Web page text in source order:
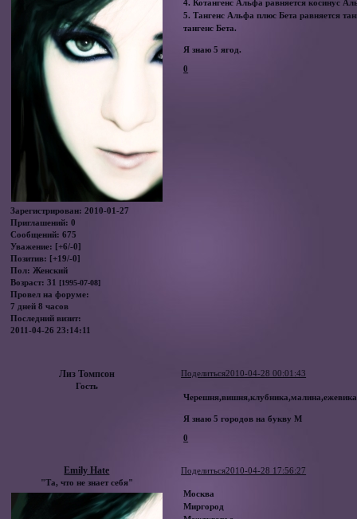
Зарегистрирован: 2010-01-27
Приглашений: 0
Сообщений: 675
Уважение: [+6/-0]
Позитив: [+19/-0]
Пол: Женский
Возраст: 31 [1995-07-08]
Провел на форуме:
7 дней 8 часов
Последний визит:
2011-04-26 23:14:11
4. Котангенс Альфа равняется косинус
5. Тангенс Альфа плюс Бета равняется
тангенс Бета.
Я знаю 5 ягод.
0
Поделиться2010-04-28 00:01:43
Лиз Томпсон
Гость
Черешня,вишня,клубника,малина,ежевика
Я знаю 5 городов на букву М
0
Поделиться2010-04-28 17:56:27
Emily Hate
"Та, что не знает себя"
Москва
Миргород